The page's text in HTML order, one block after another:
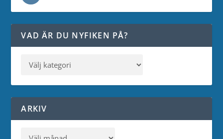
VAD ÄR DU NYFIKEN PÅ?
ARKIV